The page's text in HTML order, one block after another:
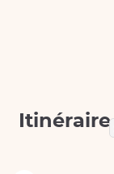
Itinéraire